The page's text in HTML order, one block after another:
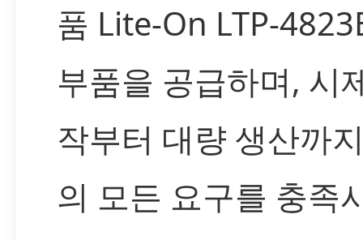
품 Lite-On LTP-
부품을 공급하며, 시
작부터 대량 생산까
의 모든 요구를 충족